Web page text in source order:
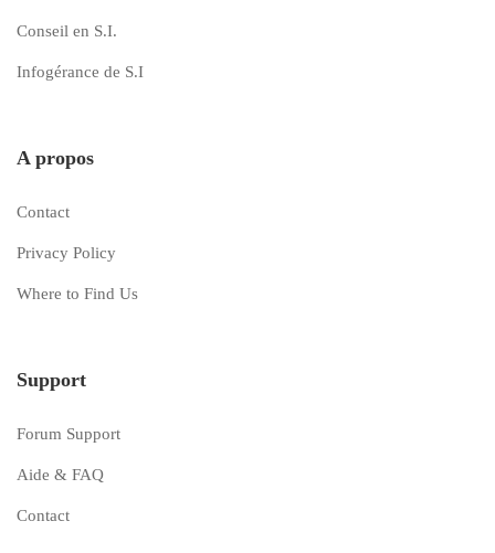
Conseil en S.I.
Infogérance de S.I
A propos
Contact
Privacy Policy
Where to Find Us
Support
Forum Support
Aide & FAQ
Contact